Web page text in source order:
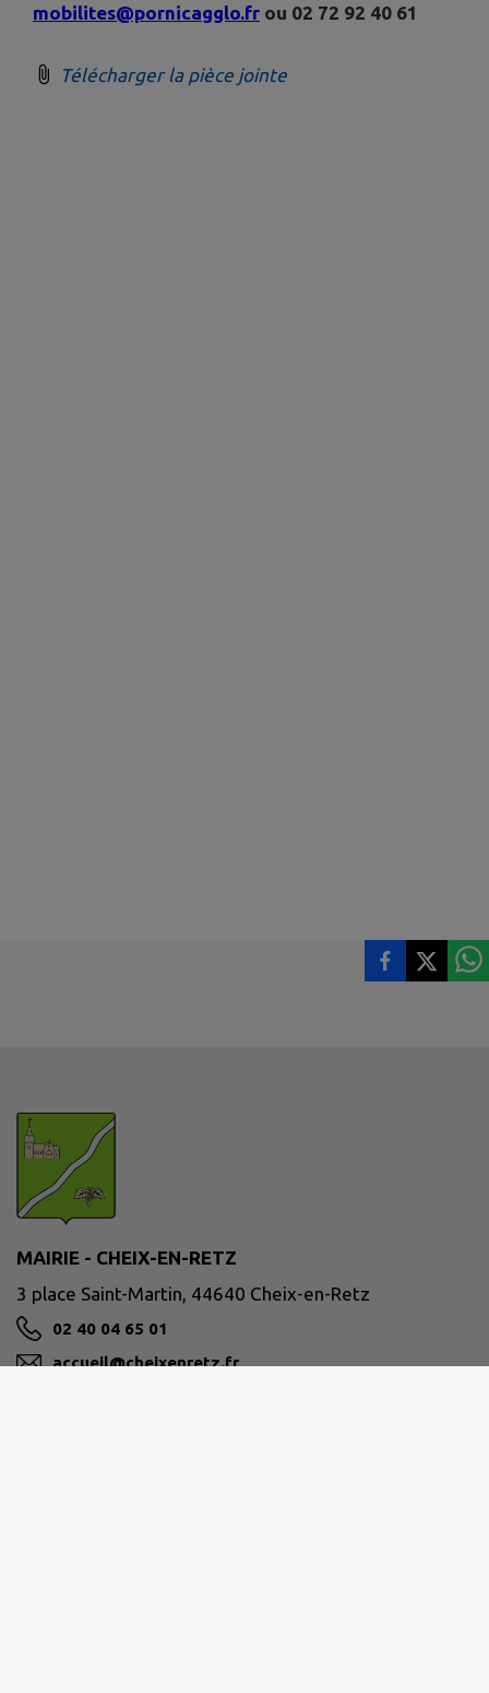
mobilites@pornicagglo.fr ou 02 72 92 40 61
Télécharger la pièce jointe
MAIRIE - CHEIX-EN-RETZ
3 place Saint-Martin, 44640 Cheix-en-Retz
02 40 04 65 01
accueil@cheixenretz.fr